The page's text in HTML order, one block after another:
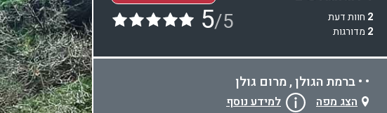
2 חוות דעת
2 מדורגות 5/5
• • ברמת הגולן , מרום גולן
הצג מפה למידע נוסף